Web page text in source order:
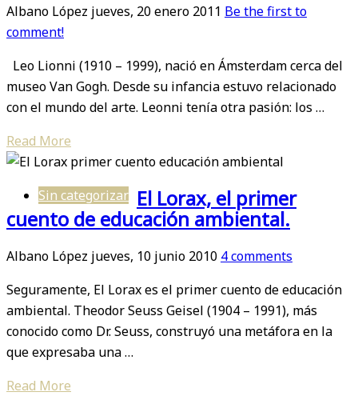
Albano López jueves, 20 enero 2011 Be the first to
comment!
Leo Lionni (1910 – 1999), nació en Ámsterdam cerca del
museo Van Gogh. Desde su infancia estuvo relacionado
con el mundo del arte. Leonni tenía otra pasión: los …
Read More
Sin categorizar El Lorax, el primer
cuento de educación ambiental.
Albano López jueves, 10 junio 2010 4 comments
Seguramente, El Lorax es el primer cuento de educación
ambiental. Theodor Seuss Geisel (1904 – 1991), más
conocido como Dr. Seuss, construyó una metáfora en la
que expresaba una …
Read More